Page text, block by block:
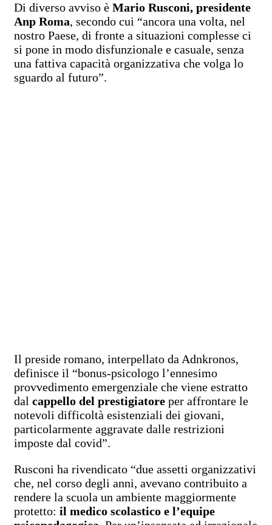
Di diverso avviso è Mario Rusconi, presidente
Anp Roma, secondo cui “ancora una volta, nel
nostro Paese, di fronte a situazioni complesse ci
si pone in modo disfunzionale e casuale, senza
una fattiva capacità organizzativa che volga lo
sguardo al futuro”.
Il preside romano, interpellato da Adnkronos,
definisce il “bonus-psicologo l’ennesimo
provvedimento emergenziale che viene estratto
dal cappello del prestigiatore per affrontare le
notevoli difficoltà esistenziali dei giovani,
particolarmente aggravate dalle restrizioni
imposte dal covid”.
Rusconi ha rivendicato “due assetti organizzativi
che, nel corso degli anni, avevano contribuito a
rendere la scuola un ambiente maggiormente
protetto: il medico scolastico e l’equipe